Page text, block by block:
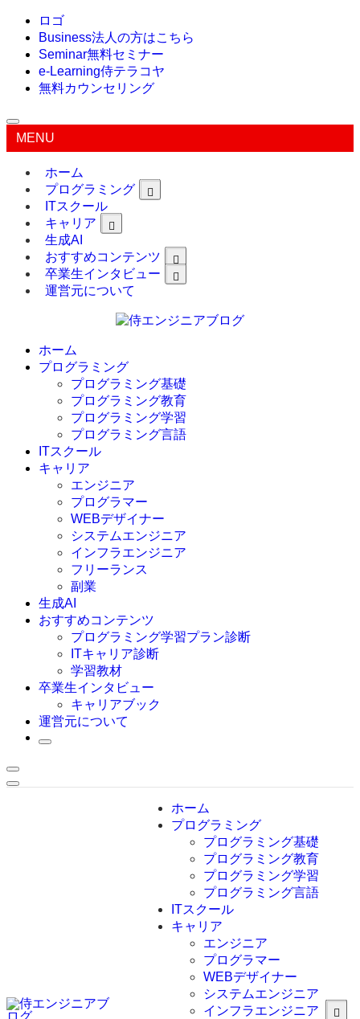
ロゴ
Business法人の方はこちら
Seminar無料セミナー
e-Learning侍テラコヤ
無料カウンセリング
MENU
ホーム
プログラミング
ITスクール
キャリア
生成AI
おすすめコンテンツ
卒業生インタビュー
運営元について
ホーム
プログラミング
プログラミング基礎
プログラミング教育
プログラミング学習
プログラミング言語
C言語
C#
VBA
Go言語
Kotlin
Java
JavaScript
Swift
Ruby
その他言語
ITスクール
キャリア
エンジニア
プログラマー
WEBデザイナー
システムエンジニア
インフラエンジニア
フリーランス
副業
生成AI
おすすめコンテンツ
プログラミング学習プラン診断
ITキャリア診断
学習教材
卒業生インタビュー
キャリアブック
運営元について
ホーム
プログラミング
プログラミング基礎
プログラミング教育
プログラミング学習
プログラミング言語
C言語
C#
VBA
Go言語
Kotlin
Java
ITスクール
キャリア
エンジニア
プログラマー
WEBデザイナー
システムエンジニア
インフラエンジニア